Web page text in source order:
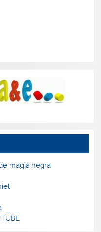
magia negra